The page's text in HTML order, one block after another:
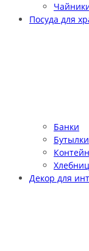
Посуда для
Банки
Бутылки
Декор для